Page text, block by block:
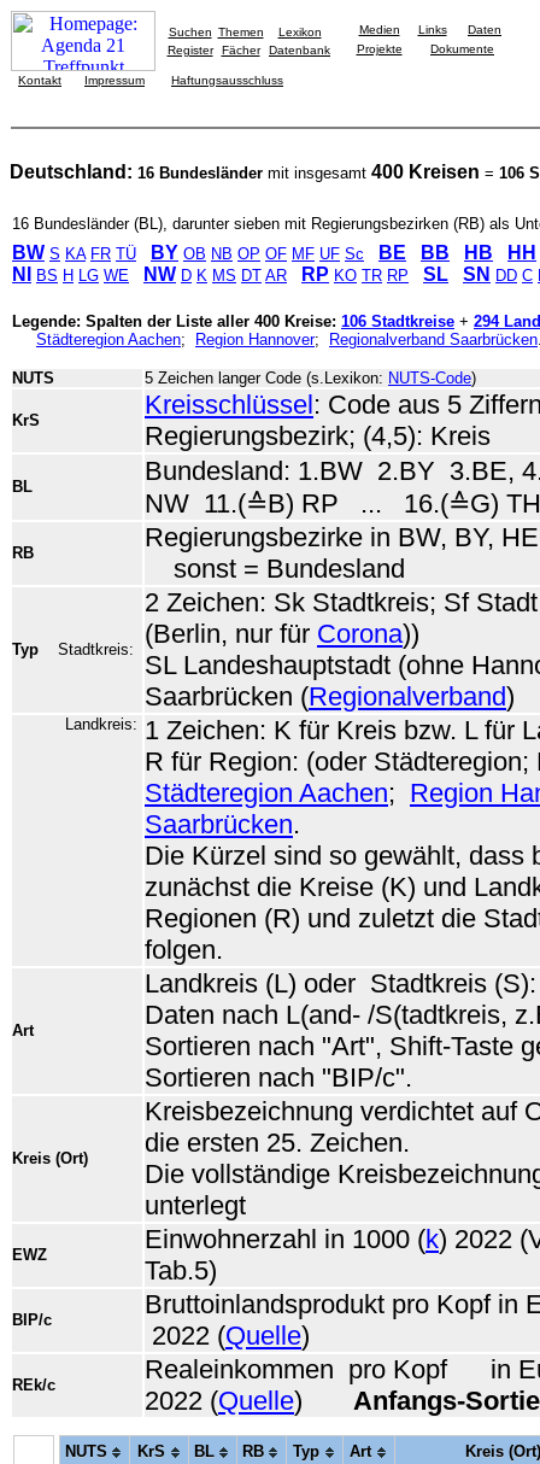
Suchen Themen
Lexikon
Register
Fächer Datenbank
Medien Links
Daten
Projekte
Dokumente
Kontakt Impressum Haftungsausschluss
Deutschland: 16 Bundesländer mit insgesamt 400 Kreisen = 106
16 Bundesländer (BL), darunter sieben mit Regierungsbezirken (RB) als
BW S KA FR TÜ BY OB NB OP OF MF UF Sc BE BB HB
HH
NI
BS H LG WE NW D K MS DT AR RP KO TR RP SL SN DD C
Legende: Spalten der Liste aller 400 Kreise: 106 Stadtkreise + 294
Städteregion Aachen; Region Hannover; Regionalverband Saarbrücken
NUTS 5 Zeichen langer Code (s.Lexikon: NUTS-Code)
KrS
Kreisschlüssel: Code aus 5
Regierungsbezirk; (4,5): Kreis
BL
Bundesland: 1.BW 2.BY 3.BE,
NW 11.(≙B) RP ... 16.(≙G) TH
RB
Regierungsbezirke in BW, BY,
sonst = Bundesland
Typ Stadtkreis:
2 Zeichen: Sk Stadtkreis; Sf
(Berlin, nur für Corona))
SL Landeshauptstadt (ohne
Saarbrücken (Regionalverband)
Landkreis: 1 Zeichen: K für Kreis bzw. L für
R für Region: (oder Städteregion;
Städteregion Aachen; Region
Saarbrücken.
Die Kürzel sind so gewählt, dass
zunächst die Kreise (K) und
Regionen (R) und zuletzt die
folgen.
Art
Landkreis (L) oder Stadtkreis
Daten nach L(and- /S(tadtkreis,
Sortieren nach "Art", Shift-Taste
Sortieren nach "BIP/c".
Kreis (Ort)
Kreisbezeichnung verdichtet auf
die ersten 25. Zeichen.
Die vollständige
unterlegt
EWZ
Einwohnerzahl in 1000 (k) 2022
Tab.5)
BIP/c
Bruttoinlandsprodukt pro Kopf in
2022 (Quelle)
REk/c
Realeinkommen pro Kopf in
2022 (Quelle) Anfangs-
NUTS KrS BL RB Typ Art Kreis (Ort)